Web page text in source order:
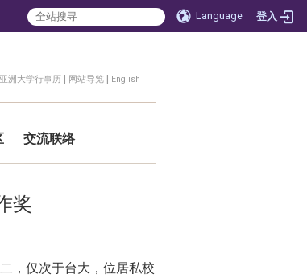
Language 登入
亚洲大学行事历 | 网站导览 | English
交流联络
奖
，仅次于台大，位居私校